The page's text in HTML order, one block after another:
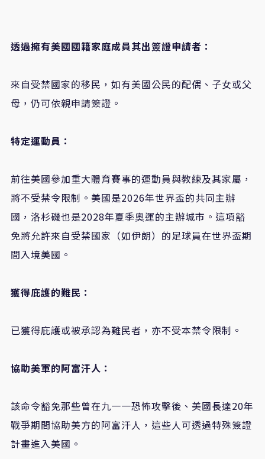
透過擁有美國國籍家庭成員其出簽證申請者：
來自受禁國家的移民，如有美國公民的配偶、子女或父
母，仍可依親申請簽證。
特定運動員：
前往美國參加重大體育賽事的運動員與教練及其家屬，
將不受禁令限制。美國是2026年世界盃的共同主辦
國，洛杉磯也是2028年夏季奧運的主辦城市。這項豁
免將允許來自受禁國家（如伊朗）的足球員在世界盃期
間入境美國。
獲得庇護的難民：
已獲得庇護或被承認為難民者，亦不受本禁令限制。
協助美軍的阿富汗人：
該命令豁免那些曾在九一一恐怖攻擊後、美國長達20年
戰爭期間協助美方的阿富汗人，這些人可透過特殊簽證
計畫進入美國。